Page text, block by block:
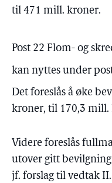
til 471 mill. kroner.
Post 22 Flom- og
kan nyttes under
Det foreslås å øke
kroner, til 170,3 mill.
Videre foreslås
utover gitt
jf. forslag til vedtak II.